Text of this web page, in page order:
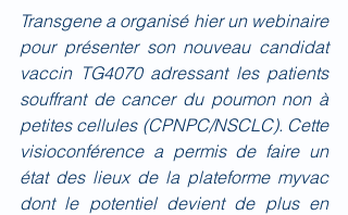
Transgene a organisé hier un webinaire
pour présenter son nouveau candidat
vaccin TG4070 adressant les patients
souffrant de cancer du poumon non à
petites cellules (CPNPC/NSCLC). Cette
visioconférence a permis de faire un
état des lieux de la plateforme myvac
dont le potentiel devient de plus en